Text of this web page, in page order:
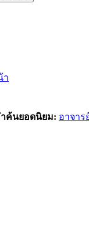
า
ค้นยอดนิยม: อาจาร